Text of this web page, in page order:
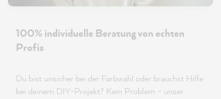
100% individuelle Beratung von echten
Profis
Du bist unsicher bei der Farbwahl oder brauchst Hilfe
bei deinem DIY-Projekt? Kein Problem – unser